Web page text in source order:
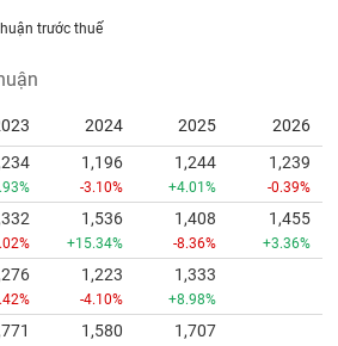
trước thuế
2024 2025
2026
1,196
-3.10%
1,244
+4.01%
1,239
-0.39%
1,536
+15.34%
1,408
-8.36%
1,455
+3.36%
1,223
-4.10%
1,333
+8.98%
1,580 1,707